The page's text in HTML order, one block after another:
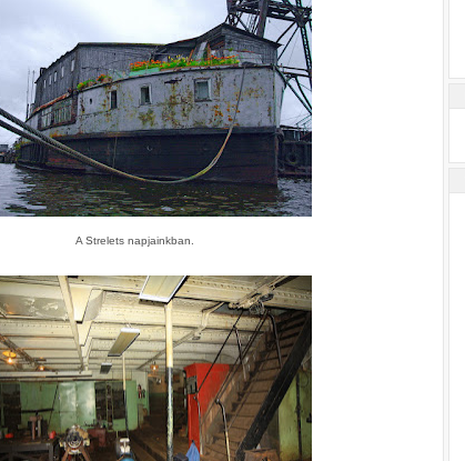
A Strelets napjainkban.